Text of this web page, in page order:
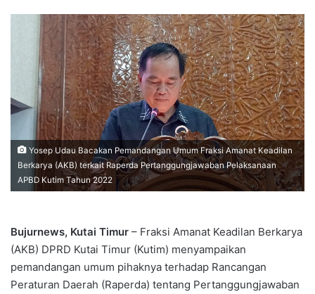
Yosep Udau Bacakan Pemandangan Umum Fraksi Amanat Keadilan
Berkarya (AKB) terkait Raperda Pertanggungjawaban Pelaksanaan
APBD Kutim Tahun 2022
Bujurnews, Kutai Timur – Fraksi Amanat Keadilan Berkarya
(AKB) DPRD Kutai Timur (Kutim) menyampaikan
pemandangan umum pihaknya terhadap Rancangan
Peraturan Daerah (Raperda) tentang Pertanggungjawaban